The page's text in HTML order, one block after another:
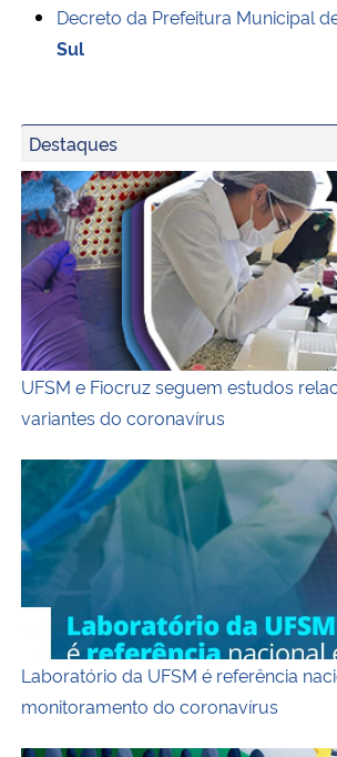
Decreto da Prefeitura Municipal
Sul
Destaques
UFSM e Fiocruz seguem estudos
UFSM e Fiocruz seguem estudos
variantes do coronavírus
Laboratório da UFSM é referência
Laboratório da UFSM é referência
monitoramento do coronavírus